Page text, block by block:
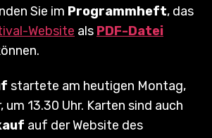
Sie im Programmheft, das
Website als PDF-Datei
startete am heutigen Montag,
um 13.30 Uhr. Karten sind auch
auf der Website des